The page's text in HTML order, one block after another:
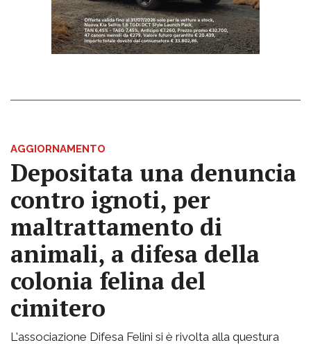
AGGIORNAMENTO
Depositata una denuncia
contro ignoti, per
maltrattamento di
animali, a difesa della
colonia felina del
cimitero
L'associazione Difesa Felini si è rivolta alla questura